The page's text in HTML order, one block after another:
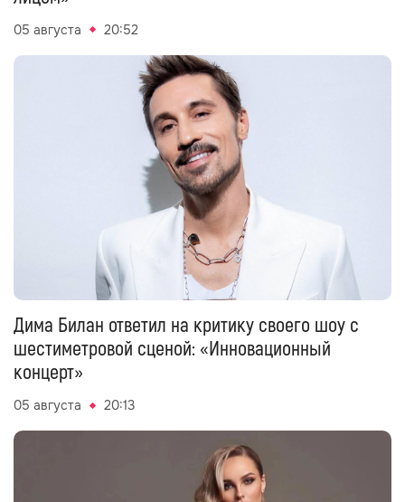
05 августа 20:52
Дима Билан ответил на критику своего шоу с
шестиметровой сценой: «Инновационный
концерт»
05 августа 20:13